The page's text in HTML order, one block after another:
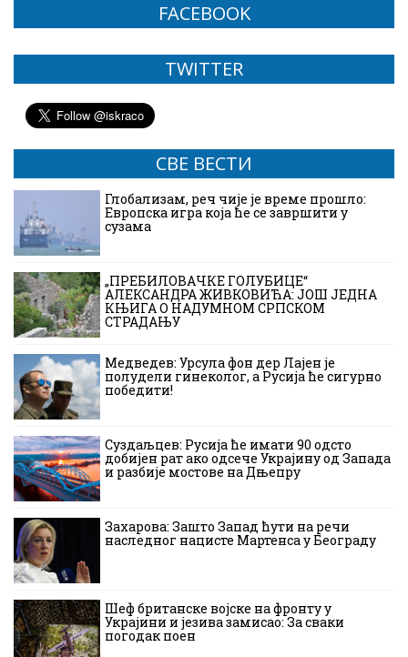
FACEBOOK
TWITTER
СВЕ ВЕСТИ
Глобализам, реч чије је време прошло:
Европска игра која ће се завршити у
сузама
„ПРЕБИЛОВАЧКЕ ГОЛУБИЦЕ“
АЛЕКСАНДРА ЖИВКОВИЋА: ЈОШ ЈЕДНА
КЊИГА О НАДУМНОМ СРПСКОМ
СТРАДАЊУ
Медведев: Урсула фон дер Лајен је
полудели гинеколог, а Русија ће сигурно
победити!
Суздаљцев: Русија ће имати 90 одсто
добијен рат ако одсече Украјину од Запада
и разбије мостове на Дњепру
Захарова: Зашто Запад ћути на речи
наследног нацисте Мартенса у Београду
Шеф британске војске на фронту у
Украјини и језива замисао: За сваки
погодак поен